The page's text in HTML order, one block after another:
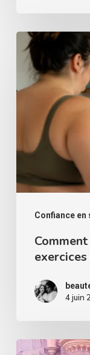
Confiance en
Comment
accepter
son
exercices
de
thérapie
d’acceptation.
4 juin
Pourquoi